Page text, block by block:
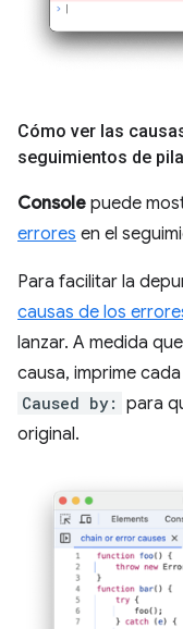
Cómo ver las
seguimientos de pila
Console puede
errores en el
Para facilitar la
causas de los
lanzar. A medida que
causa, imprime
Caused by: para
original.